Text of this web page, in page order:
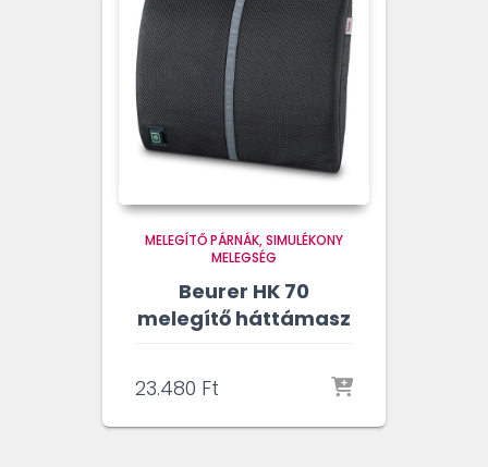
MELEGÍTŐ PÁRNÁK SIMULÉKONY
MELEGSÉG
Beurer HK 70
melegítő háttámasz
23.480 Ft